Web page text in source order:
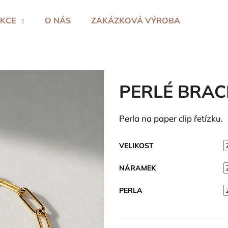
O NÁS ZAKÁZKOVÁ VÝROBA
PERLÉ
Perla na paper clip řetízku.
VELIKOST
NÁRAMEK
PERLA
HLEDAT
Doporučujeme